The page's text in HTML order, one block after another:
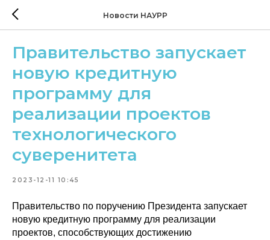
Новости НАУРР
Правительство запускает
новую кредитную
программу для
реализации проектов
технологического
суверенитета
2023-12-11 10:45
Правительство по поручению Президента запускает
новую кредитную программу для реализации
проектов, способствующих достижению